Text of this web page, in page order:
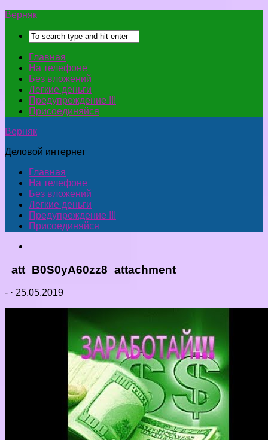
Верняк
Главная
На телефоне
Без вложений
Легкие деньги
Предупреждение !!!
Присоединяйся
Верняк
Деловой интернет
Главная
На телефоне
Без вложений
Легкие деньги
Предупреждение !!!
Присоединяйся
_att_B0S0yA60zz8_attachment
- · 25.05.2019